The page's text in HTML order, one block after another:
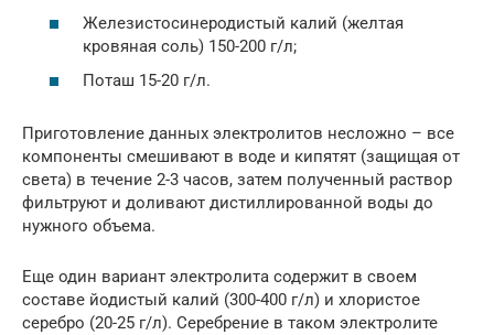
Железистосинеродистый калий (желтая
кровяная соль) 150-200 г/л;
Поташ 15-20 г/л.
Приготовление данных электролитов несложно – все
компоненты смешивают в воде и кипятят (защищая от
света) в течение 2-3 часов, затем полученный раствор
фильтруют и доливают дистиллированной воды до
нужного объема.
Еще один вариант электролита содержит в своем
составе йодистый калий (300-400 г/л) и хлористое
серебро (20-25 г/л). Серебрение в таком электролите